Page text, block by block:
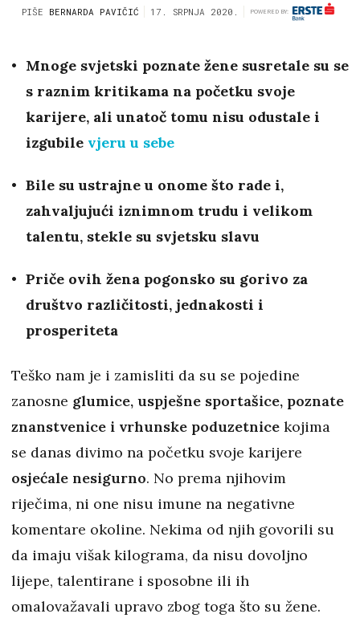
PIŠE BERNARDA PAVIČIĆ 17. SRPNJA 2020. POWERED BY:
Mnoge svjetski poznate žene susretale su se
s raznim kritikama na početku svoje
karijere, ali unatoč tomu nisu odustale i
izgubile vjeru u sebe
Bile su ustrajne u onome što rade i,
zahvaljujući iznimnom trudu i velikom
talentu, stekle su svjetsku slavu
Priče ovih žena pogonsko su gorivo za
društvo različitosti, jednakosti i
prosperiteta
Teško nam je i zamisliti da su se pojedine
zanosne glumice, uspješne sportašice, poznate
znanstvenice i vrhunske poduzetnice kojima
se danas divimo na početku svoje karijere
osjećale nesigurno. No prema njihovim
riječima, ni one nisu imune na negativne
komentare okoline. Nekima od njih govorili su
da imaju višak kilograma, da nisu dovoljno
lijepe, talentirane i sposobne ili ih
omalovažavali upravo zbog toga što su žene.